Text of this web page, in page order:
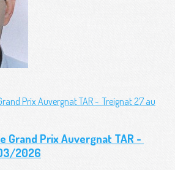
Grand Prix Auvergnat TAR -
2026